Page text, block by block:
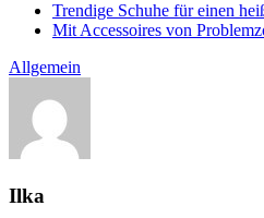
Trendige Schuhe für einen
Mit Accessoires von
Allgemein
Ilka